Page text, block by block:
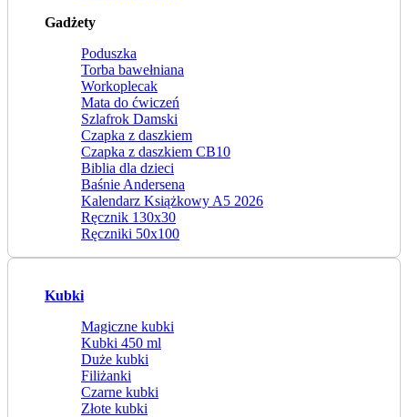
Gadżety
Poduszka
Torba bawełniana
Workoplecak
Mata do ćwiczeń
Szlafrok Damski
Czapka z daszkiem
Czapka z daszkiem CB10
Biblia dla dzieci
Baśnie Andersena
Kalendarz Książkowy A5 2026
Ręcznik 130x30
Ręczniki 50x100
Kubki
Magiczne kubki
Kubki 450 ml
Duże kubki
Filiżanki
Czarne kubki
Złote kubki